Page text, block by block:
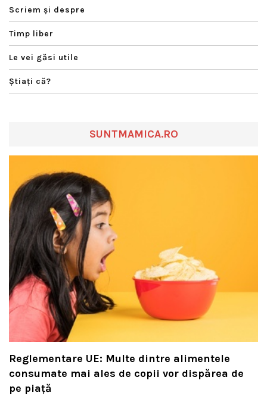
Scriem şi despre
Timp liber
Le vei găsi utile
Ştiaţi că?
SUNTMAMICA.RO
Reglementare UE: Multe dintre alimentele
consumate mai ales de copii vor dispărea de
pe piață